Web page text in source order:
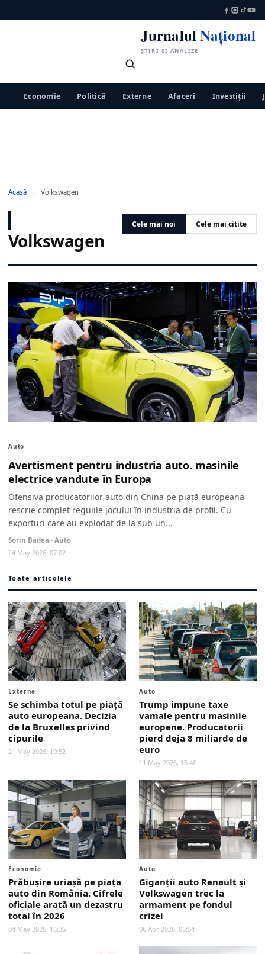
JurnalulNațional
ȘTIRI ȘI ANALIZE
Economie Politică Externe Afaceri Investiții
Acasă › Volkswagen
Volkswagen
Cele mai noi Cele mai citite
Auto
Avertisment pentru industria auto. masinile
electrice vandute în Europa
Ofensiva producatorilor auto din China pe piață europeana
rescrie complet regulile jocului în industria de profil. Cu
exporturi care au explodat de la sub un...
Sorin Badea · Auto
24 May 2026, 07:02
Toate articolele
Externe
Se schimba totul pe piață
auto europeana. Decizia
de la Bruxelles privind
cipurile
21 May 2026, 19:52
Auto
Trump impune taxe
vamale pentru masinile
europene. Producatorii
pierd deja 8 miliarde de
euro
11 May 2026, 15:46
Economie
Prăbușire uriașă pe piața
auto din România. Cifrele
oficiale arată un dezastru
total în 2026
04 May 2026, 16:36
Auto
Giganții auto Renault și
Volkswagen trec la
armament pe fondul
crizei
06 Apr 2026, 06:54